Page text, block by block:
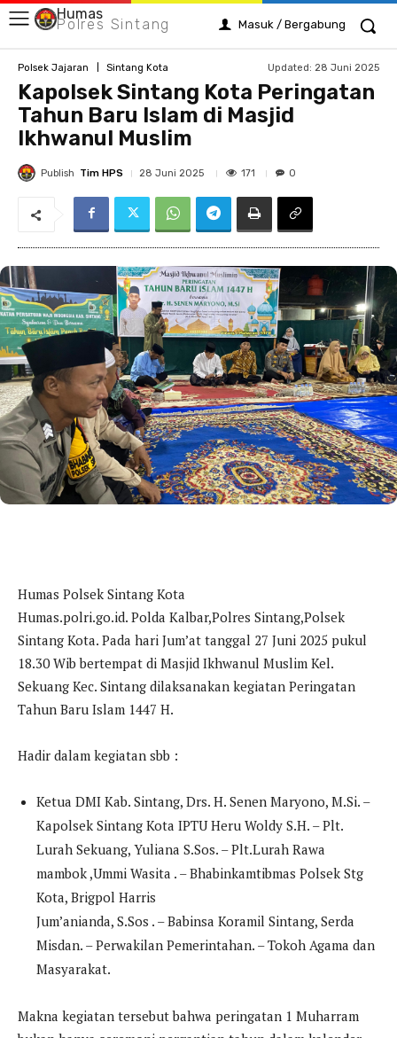
Humas
Polres Sintang Masuk / Bergabung
Polsek Jajaran Sintang Kota Updated: 28 Juni 2025
Kapolsek Sintang Kota Peringatan
Tahun Baru Islam di Masjid
Ikhwanul Muslim
Publish Tim HPS 28 Juni 2025 171 0
Humas Polsek Sintang Kota
Humas.polri.go.id. Polda Kalbar,Polres Sintang,Polsek
Sintang Kota. Pada hari Jum’at tanggal 27 Juni 2025 pukul
18.30 Wib bertempat di Masjid Ikhwanul Muslim Kel.
Sekuang Kec. Sintang dilaksanakan kegiatan Peringatan
Tahun Baru Islam 1447 H.
Hadir dalam kegiatan sbb :
Ketua DMI Kab. Sintang, Drs. H. Senen Maryono, M.Si. –
Kapolsek Sintang Kota IPTU Heru Woldy S.H. – Plt.
Lurah Sekuang, Yuliana S.Sos. – Plt.Lurah Rawa
mambok ,Ummi Wasita . – Bhabinkamtibmas Polsek Stg
Kota, Brigpol Harris
Jum’anianda, S.Sos . – Babinsa Koramil Sintang, Serda
Misdan. – Perwakilan Pemerintahan. – Tokoh Agama dan
Masyarakat.
Makna kegiatan tersebut bahwa peringatan 1 Muharram